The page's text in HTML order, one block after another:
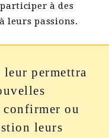
à des
leurs passions.
leur permettra
ou
leurs